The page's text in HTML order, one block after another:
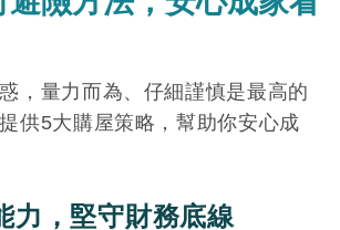
，量力而為、仔細謹慎是最高的
供5大購屋策略，幫助你安心成
力，堅守財務底線